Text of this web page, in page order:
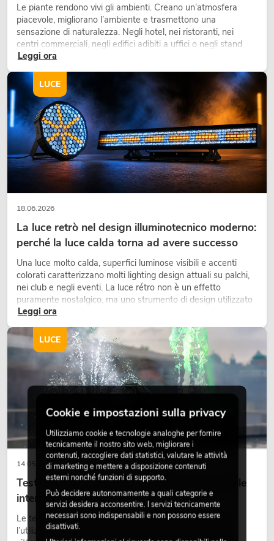
Le piante rendono vivi gli ambienti. Creano un’atmosfera
piacevole, migliorano l’ambiente e trasmettono una
sensazione di naturalezza. Negli hotel, nei ristoranti, nei
centri commerciali, negli edifici adibiti a uffici o negli stand
fieristici, una vegetazione di alta qualità è ormai parte
Leggi ora
18.06.2026
La luce retrò nel design illuminotecnico moderno:
perché la luce calda torna ad avere successo
Una luce molto calda, superfici luminose visibili e accenti
colorati caratterizzano molti lighting design attuali su palchi,
nei club e negli eventi. La luce rétro non è un effetto
puramente nostalgico, ma uno strumento di design utilizzato
in modo consapevole: crea atmosfera, dona carattere alle
Leggi ora
LUCE
14.05.2026
Teste mobili outdoor: teste mobili resistenti alle
intemperie per eventi
Le teste mobili outdoor sono proiettori motorizzati per
l’utilizzo all’aperto. Vengono impiegate in festival, feste
LUCE
Cookie e impostazioni sulla privacy
Utilizziamo cookie e tecnologie analoghe per fornire
tecnicamente il nostro sito web, migliorare i
contenuti, raccogliere dati statistici, valutare le attività
di marketing e mettere a disposizione contenuti
esterni nonché funzioni di supporto.
Può decidere autonomamente a quali categorie e
servizi desidera acconsentire. I servizi tecnicamente
necessari sono indispensabili e non possono essere
disattivati.